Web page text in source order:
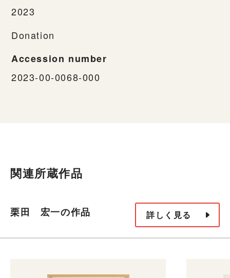
2023
Donation
Accession number
2023-00-0068-000
関連所蔵作品
栗田 宏一の作品 詳しく見る